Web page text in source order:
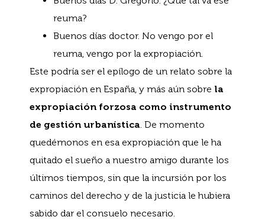
reuma?
Buenos días doctor. No vengo por el
reuma, vengo por la expropiación.
Este podría ser el epílogo de un relato sobre la
expropiación en España, y más aún sobre la
expropiación forzosa como instrumento
de gestión urbanística. De momento
quedémonos en esa expropiación que le ha
quitado el sueño a nuestro amigo durante los
últimos tiempos, sin que la incursión por los
caminos del derecho y de la justicia le hubiera
sabido dar el consuelo necesario.